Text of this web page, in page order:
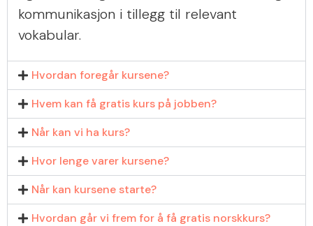
kommunikasjon i tillegg til relevant
vokabular.
Hvordan foregår kursene?
Hvem kan få gratis kurs på jobben?
Når kan vi ha kurs?
Hvor lenge varer kursene?
Når kan kursene starte?
Hvordan går vi frem for å få gratis norskkurs?